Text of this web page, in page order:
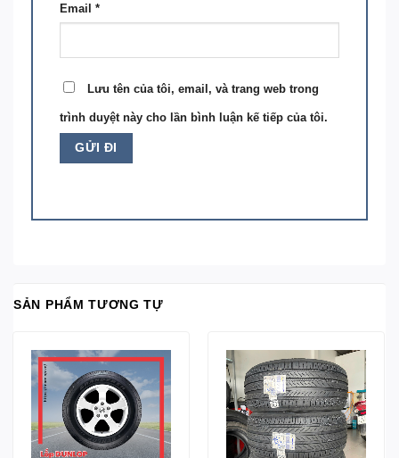
Email *
Lưu tên của tôi, email, và trang web trong
trình duyệt này cho lần bình luận kế tiếp của tôi.
SẢN PHẨM TƯƠNG TỰ